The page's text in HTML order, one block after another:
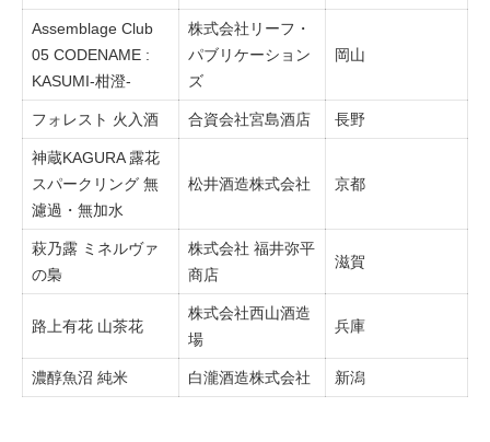
Assemblage Club
05 CODENAME :
KASUMI-柑澄-
株式会社リーフ・
パブリケーション
ズ
岡山
フォレスト 火入酒 合資会社宮島酒店 長野
神蔵KAGURA 露花
スパークリング 無
濾過・無加水
松井酒造株式会社 京都
萩乃露 ミネルヴァ
の梟
株式会社 福井弥平
商店
滋賀
路上有花 山茶花
株式会社西山酒造
場
兵庫
濃醇魚沼 純米 白瀧酒造株式会社 新潟